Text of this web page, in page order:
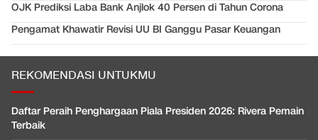
OJK Prediksi Laba Bank Anjlok 40 Persen di Tahun Corona
Pengamat Khawatir Revisi UU BI Ganggu Pasar Keuangan
REKOMENDASI UNTUKMU
Daftar Peraih Penghargaan Piala Presiden 2026: Rivera Pemain
Terbaik